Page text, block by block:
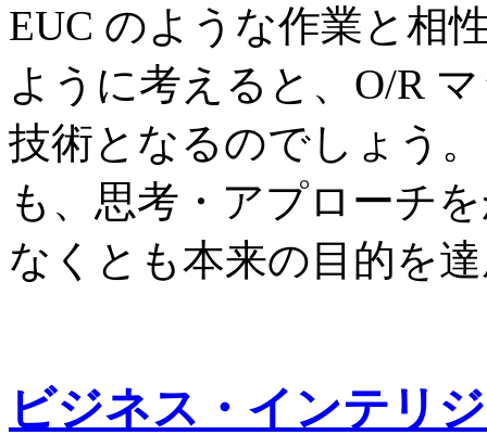
EUC のような作業と相
ように考えると、O/R
技術となるのでしょう
も、思考・アプローチ
なくとも本来の目的を
ビジネス・インテリ